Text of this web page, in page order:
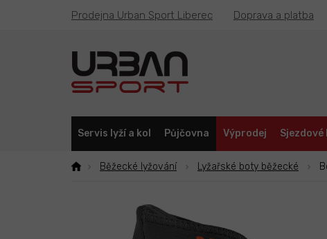
Prodejna Urban Sport Liberec Doprava a platba
Servis lyží a kol Půjčovna Výprodej
Běžecké lyžování Lyžařské boty běžecké